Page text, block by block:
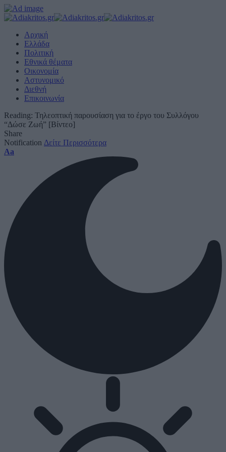
Αρχική
Ελλάδα
Πολιτική
Εθνικά θέματα
Οικονομία
Αστυνομικό
Διεθνή
Επικοινωνία
Reading: Τηλεοπτική παρουσίαση για το έργο του Συλλόγου
“Δώσε Ζωή” [Βίντεο]
Share
Notification Δείτε Περισσότερα
Font
Aa